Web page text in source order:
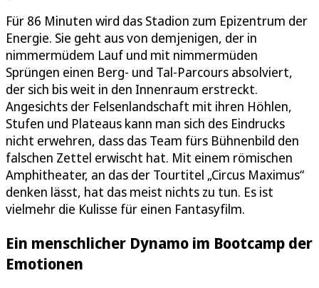
Für 86 Minuten wird das Stadion zum Epizentrum der
Energie. Sie geht aus von demjenigen, der in
nimmermüdem Lauf und mit nimmermüden
Sprüngen einen Berg- und Tal-Parcours absolviert,
der sich bis weit in den Innenraum erstreckt.
Angesichts der Felsenlandschaft mit ihren Höhlen,
Stufen und Plateaus kann man sich des Eindrucks
nicht erwehren, dass das Team fürs Bühnenbild den
falschen Zettel erwischt hat. Mit einem römischen
Amphitheater, an das der Tourtitel „Circus Maximus“
denken lässt, hat das meist nichts zu tun. Es ist
vielmehr die Kulisse für einen Fantasyfilm.
Ein menschlicher Dynamo im Bootcamp der
Emotionen